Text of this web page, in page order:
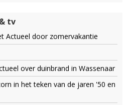
tv
Actueel door zomervakantie
over duinbrand in Wassenaar
in het teken van de jaren '50 en